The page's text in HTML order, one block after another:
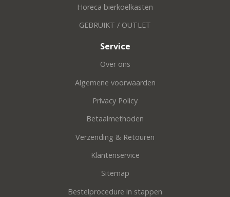
Horeca bierkoelkasten
GEBRUIKT / OUTLET
Service
Over ons
Algemene voorwaarden
Privacy Policy
Betaalmethoden
Verzending & Retouren
Klantenservice
Sitemap
Bestelprocedure in stappen